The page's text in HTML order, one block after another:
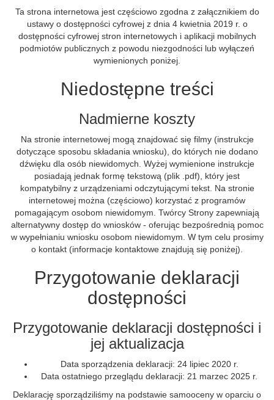
Ta strona internetowa jest częściowo zgodna z załącznikiem do
ustawy o dostępności cyfrowej z dnia 4 kwietnia 2019 r. o
dostępności cyfrowej stron internetowych i aplikacji mobilnych
podmiotów publicznych z powodu niezgodności lub wyłączeń
wymienionych poniżej.
Niedostępne treści
Nadmierne koszty
Na stronie internetowej mogą znajdować się filmy (instrukcje
dotyczące sposobu składania wniosku), do których nie dodano
dźwięku dla osób niewidomych. Wyżej wymienione instrukcje
posiadają jednak formę tekstową (plik .pdf), który jest
kompatybilny z urządzeniami odczytującymi tekst. Na stronie
internetowej można (częściowo) korzystać z programów
pomagającym osobom niewidomym. Twórcy Strony zapewniają
alternatywny dostęp do wniosków - oferując bezpośrednią pomoc
w wypełnianiu wniosku osobom niewidomym. W tym celu prosimy
o kontakt (informacje kontaktowe znajdują się poniżej).
Przygotowanie deklaracji
dostępności
Przygotowanie deklaracji dostępności i
jej aktualizacja
Data sporządzenia deklaracji: 24 lipiec 2020 r.
Data ostatniego przeglądu deklaracji: 21 marzec 2025 r.
Deklarację sporządziliśmy na podstawie samooceny w oparciu o